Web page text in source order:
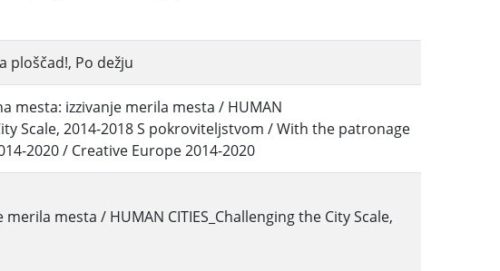
ploščad!, Po dežju
mesta: izzivanje merila mesta / HUMAN
Scale, 2014-2018 S pokroviteljstvom / With the patronage
2020 / Creative Europe 2014-2020
mesta / HUMAN CITIES_Challenging the City Scale,